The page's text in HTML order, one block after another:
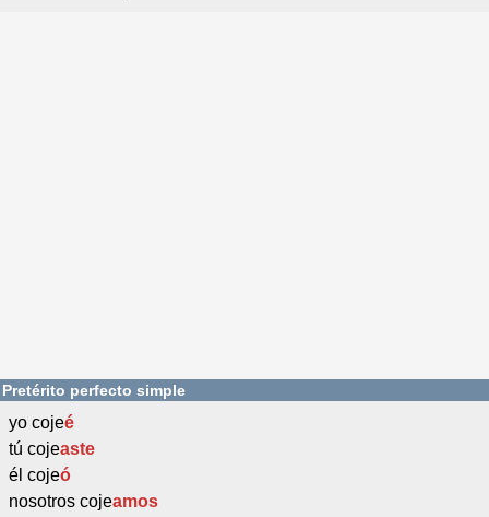
Pretérito perfecto simple
yo cojeé
tú cojeaste
él cojeó
nosotros cojeamos